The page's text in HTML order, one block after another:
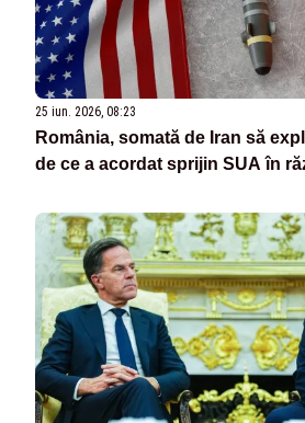
25 iun. 2026, 08:23
România, somată de Iran să
de ce a acordat sprijin SUA în